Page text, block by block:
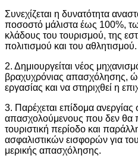
Συνεχίζεται η δυνατότητα
ποσοστό μάλιστα έως 100%,
κλάδους του τουρισμού, της
πολιτισμού και του αθλητισμού.
2. Δημιουργείται νέος
βραχυχρόνιας απασχόλησης,
εργασίας και να στηριχθεί η
3. Παρέχεται επίδομα ανεργίας
απασχολούμενους που δεν θα
τουριστική περίοδο και
ασφαλιστικών εισφορών για
μερικής απασχόλησης.